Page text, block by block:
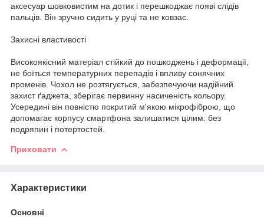
аксесуар шовковистим на дотик і перешкоджає появі слідів
пальців. Він зручно сидить у руці та не ковзає.
Захисні властивості
Високоякісний матеріал стійкий до пошкоджень і деформації,
не боїться температурних перепадів і впливу сонячних
променів. Чохол не розтягується, забезпечуючи надійний
захист ґаджета, зберігає первинну насиченість кольору.
Усередині він повністю покритий м'якою мікрофіброю, що
допомагає корпусу смартфона залишатися цілим: без
подряпин і потертостей.
Приховати
Характеристики
Основні